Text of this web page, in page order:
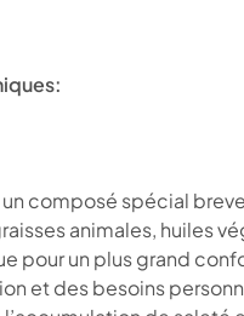
un composé spécial
animales, huiles
pour un plus grand
et des besoins